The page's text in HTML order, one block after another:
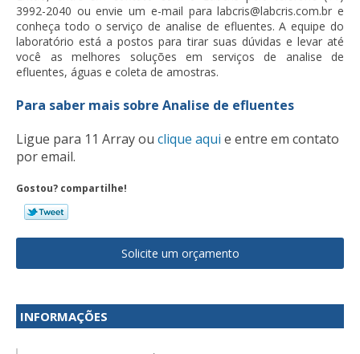
3992-2040 ou envie um e-mail para labcris@labcris.com.br e
conheça todo o serviço de analise de efluentes. A equipe do
laboratório está a postos para tirar suas dúvidas e levar até
você as melhores soluções em serviços de analise de
efluentes, águas e coleta de amostras.
Para saber mais sobre Analise de efluentes
Ligue para 11 Arrayou clique aqui e entre em contato
por email.
Gostou? compartilhe!
Solicite um orçamento
INFORMAÇÕES